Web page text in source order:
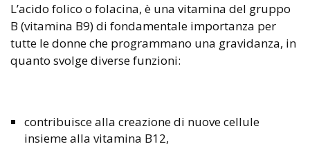
L’acido folico o folacina, è una vitamina del gruppo
B (vitamina B9) di fondamentale importanza per
tutte le donne che programmano una gravidanza, in
quanto svolge diverse funzioni:
contribuisce alla creazione di nuove cellule
insieme alla vitamina B12,